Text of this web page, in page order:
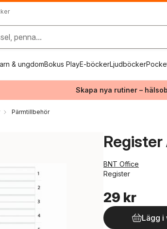
penna...
& ungdomBokus PlayE-böckerLjudböcker
Skapa nya rutiner –
Pärmtillbehör
Register
BNT Office
Register
29 kr
Lägg i